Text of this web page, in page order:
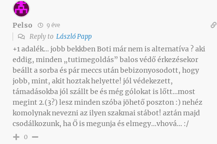
Pelso 9 éve
Reply to László Papp
+1 adalék… jobb bekkben Boti már nem is alternatíva ? aki
eddig, minden „tutimegoldás” balos védő érkezésekor
beállt a sorba és pár meccs után bebizonyosodott, hogy
jobb, mint, akit hoztak helyette! jól védekezett,
támadásokba jól szállt be és még gólokat is lőtt…most
megint 2.(3?) lesz minden szóba jöhető poszton :) nehéz
komolynak nevezni az ilyen szakmai stábot! aztán majd
csodálkozunk, ha Ő is megunja és elmegy…vhová… :/
0